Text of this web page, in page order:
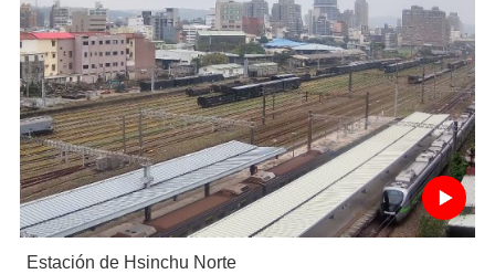
Estación de Hsinchu Norte